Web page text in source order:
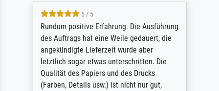
5 / 5
Rundum positive Erfahrung. Die Ausführung
des Auftrags hat eine Weile gedauert, die
angekündigte Lieferzeit wurde aber
letztlich sogar etwas unterschritten. Die
Qualität des Papiers und des Drucks
(Farben, Details usw.) ist nicht nur gut,